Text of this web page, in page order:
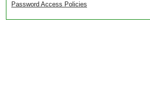
Password Access Policies